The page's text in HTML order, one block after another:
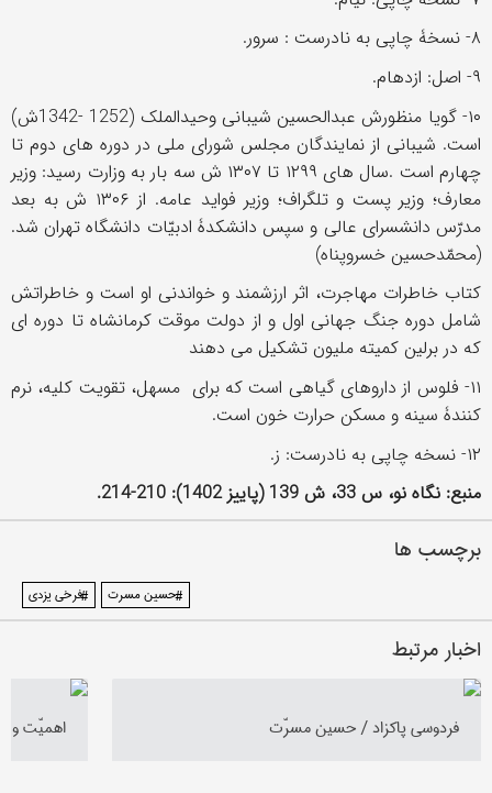
۸- نسخۀ چاپی به نادرست : سرور.
۹- اصل: ازدهام.
۱۰- گویا منظورش عبدالحسین شیبانی وحیدالملک (1252 -1342ش)
است. شیبانی از نمایندگان مجلس شورای ملی در دوره های دوم تا
چهارم است .سال های ۱۲۹۹ تا ۱۳۰۷ ش سه بار به وزارت رسید: وزیر
معارف؛ وزیر پست و تلگراف؛ وزیر فواید عامه. از ۱۳۰۶ ش به بعد
مدرّس دانشسرای عالی و سپس دانشکدۀ ادبیّات دانشگاه تهران شد.
(محمّدحسین خسروپناه)
کتاب خاطرات مهاجرت، اثر ارزشمند و خواندنی او است و خاطراتش
شامل دوره جنگ جهانی اول و از دولت موقت کرمانشاه تا دوره ای
که در برلین کمیته ملیون تشکیل می دهند
۱۱- فلوس از داروهای گیاهی است که برای مسهل، تقویت کلیه، نرم
کنندۀ سینه و مسکن حرارت خون است.
۱۲- نسخه چاپی به نادرست: ز.
منبع: نگاه نو، س 33، ش 139 (پاییز 1402): 210-214.
برچسب ها
#حسین مسرت #فرخی یزدی
اخبار مرتبط
فردوسى پاكزاد / حسين مسرّت اهميّت و